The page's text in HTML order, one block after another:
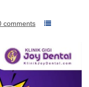
comments